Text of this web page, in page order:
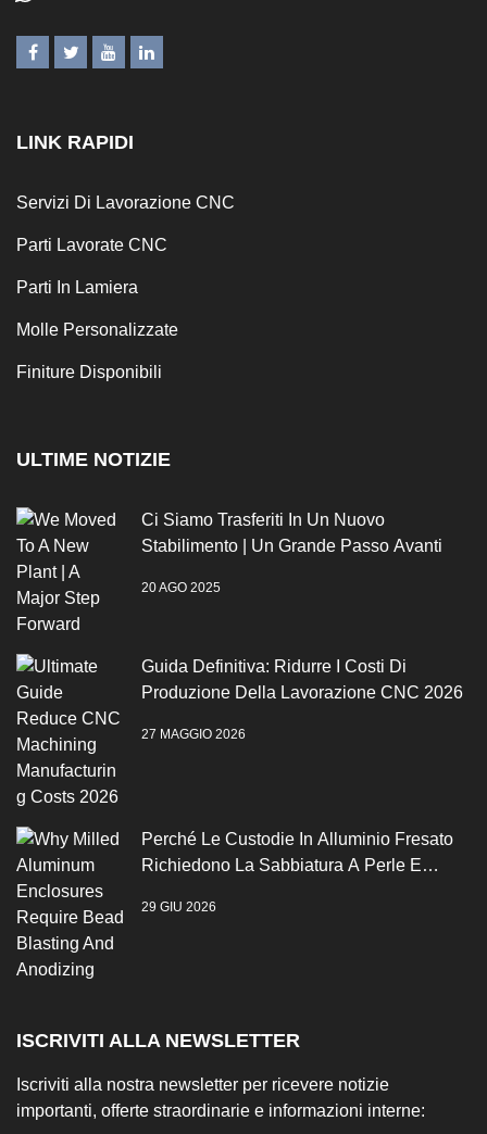
LINK RAPIDI
Servizi Di Lavorazione CNC
Parti Lavorate CNC
Parti In Lamiera
Molle Personalizzate
Finiture Disponibili
ULTIME NOTIZIE
Ci Siamo Trasferiti In Un Nuovo
Stabilimento | Un Grande Passo Avanti
20 AGO 2025
Guida Definitiva: Ridurre I Costi Di
Produzione Della Lavorazione CNC 2026
27 MAGGIO 2026
Perché Le Custodie In Alluminio Fresato
Richiedono La Sabbiatura A Perle E
29 GIU 2026
ISCRIVITI ALLA NEWSLETTER
Iscriviti alla nostra newsletter per ricevere notizie
importanti, offerte straordinarie e informazioni interne: